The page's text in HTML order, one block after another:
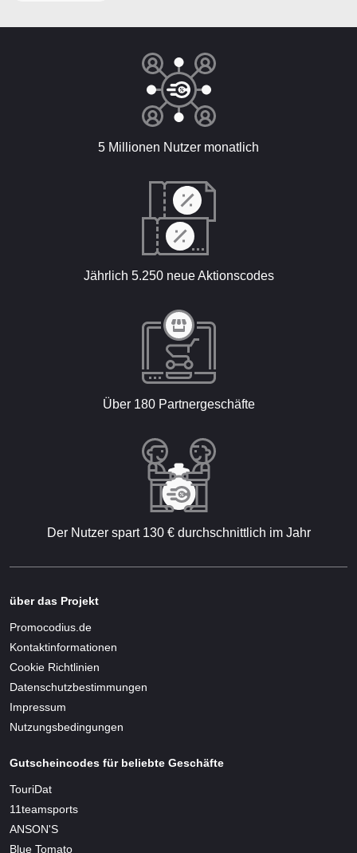
5 Millionen Nutzer monatlich
Jährlich 5.250 neue Aktionscodes
Über 180 Partnergeschäfte
Der Nutzer spart 130 € durchschnittlich im Jahr
über das Projekt
Promocodius.de
Kontaktinformationen
Cookie Richtlinien
Datenschutzbestimmungen
Impressum
Nutzungsbedingungen
Gutscheincodes für beliebte Geschäfte
TouriDat
11teamsports
ANSON'S
Blue Tomato